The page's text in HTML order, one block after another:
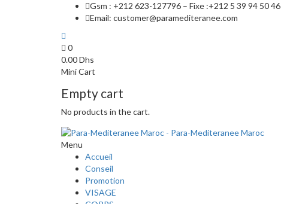
Gsm : +212 623-127796 – Fixe :+212 5 39 94 50 46
Email: customer@paramediteranee.com
0
0.00Dhs
Mini Cart
Empty cart
No products in the cart.
Menu
Accueil
Conseil
Promotion
VISAGE